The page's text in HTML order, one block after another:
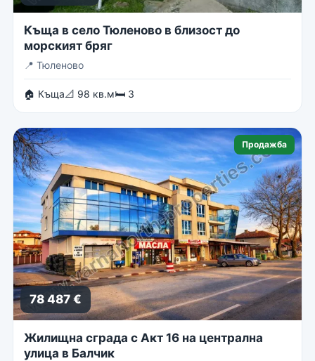
Къща в село Тюленово в близост до
морският бряг
📍 Тюленово
🏠 Къща📐 98 кв.м🛏 3
Продажба
78 487 €
Жилищна сграда с Акт 16 на централна
улица в Балчик